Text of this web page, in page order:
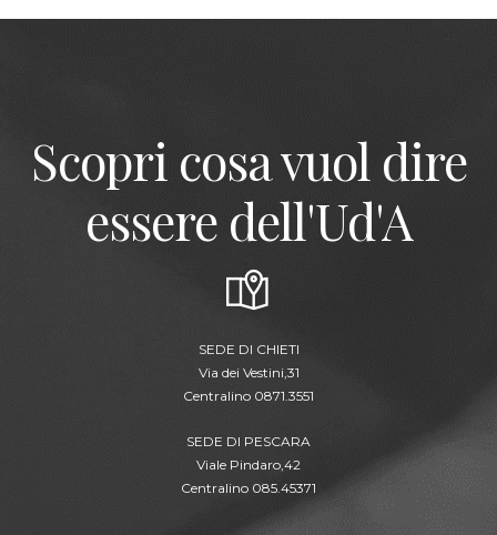
Scopri cosa vuol dire
essere dell'Ud'A
SEDE DI CHIETI
Via dei Vestini,31
Centralino 0871.3551
SEDE DI PESCARA
Viale Pindaro,42
Centralino 085.45371